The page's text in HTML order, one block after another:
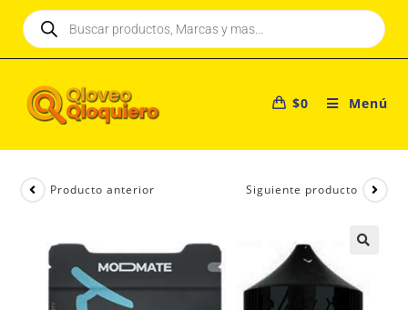
$0 Menú
Producto anterior Siguiente producto